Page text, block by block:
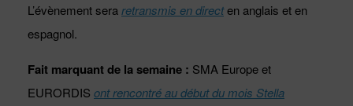
L’évènement seraretransmis en directen anglais et en
espagnol.
Fait marquant de la semaine : SMA Europe et
EURORDIS ont rencontré au début du mois Stella